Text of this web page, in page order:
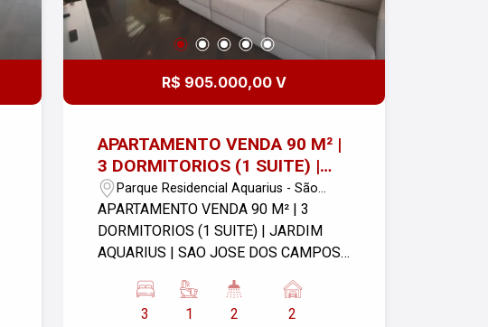
R$ 905.000,00 V
APARTAMENTO VENDA 90 M² |
3 DORMITORIOS (1 SUITE) |
JARDIM AQUARIUS | SAO JOSE
DOS CAMPOS
Parque Residencial Aquarius - São
José dos Campos/SP
APARTAMENTO VENDA 90 M² | 3
DORMITORIOS (1 SUITE) | JARDIM
AQUARIUS | SAO JOSE DOS CAMPOS -
planejados e rede de proteção - Sala
para 2 ambientes - Sacada envidraçada
3 1 2 2